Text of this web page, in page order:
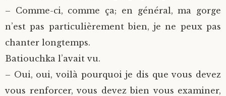
– Comme-ci, comme ça; en général, ma gorge
n’est pas particulièrement bien, je ne peux pas
chanter longtemps.
Batiouchka l’avait vu.
– Oui, oui, voilà pourquoi je dis que vous devez
vous renforcer, vous devez bien vous examiner,